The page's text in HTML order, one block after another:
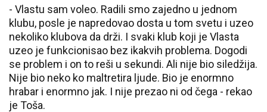
- Vlastu sam voleo. Radili smo zajedno u jednom
klubu, posle je napredovao dosta u tom svetu i uzeo
nekoliko klubova da drži. I svaki klub koji je Vlasta
uzeo je funkcionisao bez ikakvih problema. Dogodi
se problem i on to reši u sekundi. Ali nije bio siledžija.
Nije bio neko ko maltretira ljude. Bio je enormno
hrabar i enormno jak. I nije prezao ni od čega - rekao
je Toša.